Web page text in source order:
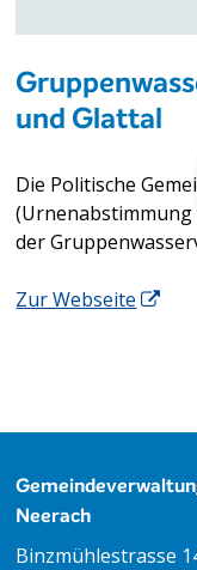
und Glattal
Die Politische
(Urnenabstimmung
der
Zur Webseite
Footer
Neerach
Binzmühlestrasse